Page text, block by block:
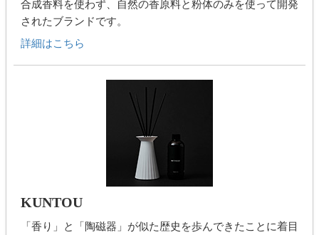
合成香料を使わず、自然の香原料と粉体のみを使って開発
されたブランドです。
詳細はこちら
KUNTOU
「香り」と「陶磁器」が似た歴史を歩んできたことに着目